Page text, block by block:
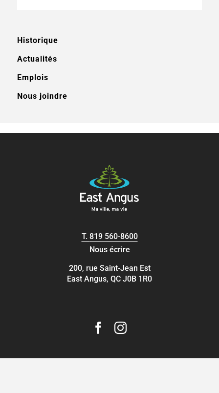
Historique
Actualités
Emplois
Nous joindre
T. 819 560-8600
Nous écrire
200, rue Saint-Jean Est
East Angus, QC J0B 1R0